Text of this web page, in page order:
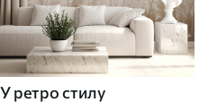
У ретро стилу